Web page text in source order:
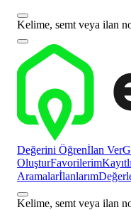
Kelime, semt veya ilan
Değerini Öğrenİlan Ver
OluşturFavorilerimKayıtlı
Aramalarİlanlarım
Kelime, semt veya ilan